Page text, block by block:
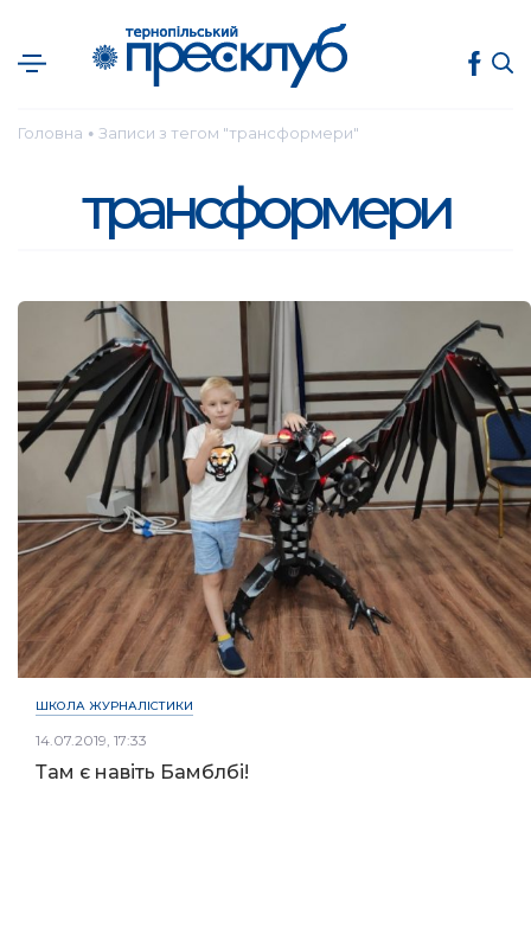
Головна ● Записи з тегом "трансформери"
трансформери
ШКОЛА ЖУРНАЛІСТИКИ
14.07.2019, 17:33
Там є навіть Бамблбі!